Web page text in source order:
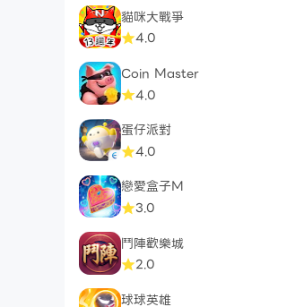
貓咪大戰爭
4.0
Coin Master
4.0
蛋仔派對
4.0
戀愛盒子M
3.0
鬥陣歡樂城
2.0
球球英雄